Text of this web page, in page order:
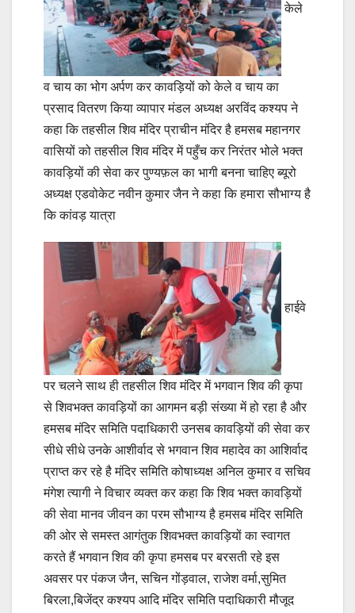
केले
व चाय का भोग अर्पण कर कावड़ियों को केले व चाय का
प्रसाद वितरण किया व्यापार मंडल अध्यक्ष अरविंद कश्यप ने
कहा कि तहसील शिव मंदिर प्राचीन मंदिर है हमसब महानगर
वासियों को तहसील शिव मंदिर में पहुँच कर निरंतर भोले भक्त
कावड़ियों की सेवा कर पुण्यफ़ल का भागी बनना चाहिए ब्यूरो
अध्यक्ष एडवोकेट नवीन कुमार जैन ने कहा कि हमारा सौभाग्य है
कि कांवड़ यात्रा
हाईवे
पर चलने साथ ही तहसील शिव मंदिर में भगवान शिव की कृपा
से शिवभक्त कावड़ियों का आगमन बड़ी संख्या में हो रहा है और
हमसब मंदिर समिति पदाधिकारी उनसब कावड़ियों की सेवा कर
सीधे सीधे उनके आशीर्वाद से भगवान शिव महादेव का आशिर्वाद
प्राप्त कर रहे है मंदिर समिति कोषाध्यक्ष अनिल कुमार व सचिव
मंगेश त्यागी ने विचार व्यक्त कर कहा कि शिव भक्त कावड़ियों
की सेवा मानव जीवन का परम सौभाग्य है हमसब मंदिर समिति
की ओर से समस्त आगंतुक शिवभक्त कावड़ियों का स्वागत
करते हैं भगवान शिव की कृपा हमसब पर बरसती रहे इस
अवसर पर पंकज जैन, सचिन गोंड़वाल, राजेश वर्मा,सुमित
बिरला,बिजेंद्र कश्यप आदि मंदिर समिति पदाधिकारी मौजूद